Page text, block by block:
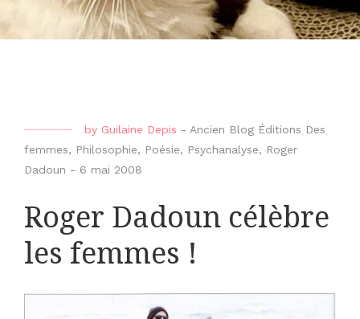
by Guilaine Depis - Ancien Blog Éditions Des
femmes, Philosophie, Poésie, Psychanalyse, Roger
Dadoun - 6 mai 2008
Roger Dadoun célèbre
les femmes !